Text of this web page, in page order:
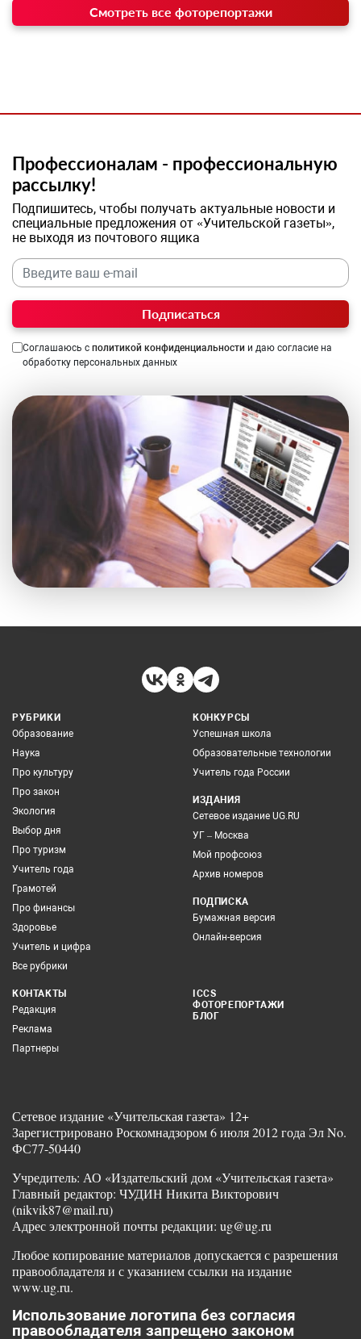
Смотреть все фоторепортажи
Профессионалам - профессиональную
рассылку!
Подпишитесь, чтобы получать актуальные новости и
специальные предложения от «Учительской газеты»,
не выходя из почтового ящика
Подписаться
Соглашаюсь с политикой конфиденциальности и даю согласие на
обработку персональных данных
РУБРИКИ
Образование
Наука
Про культуру
Про закон
Экология
Выбор дня
Про туризм
Учитель года
Грамотей
Про финансы
Здоровье
Учитель и цифра
Все рубрики
КОНКУРСЫ
Успешная школа
Образовательные технологии
Учитель года России
ИЗДАНИЯ
Сетевое издание UG.RU
УГ – Москва
Мой профсоюз
Архив номеров
ПОДПИСКА
Бумажная версия
Онлайн-версия
КОНТАКТЫ
Редакция
Реклама
Партнеры
ICCS
ФОТОРЕПОРТАЖИ
БЛОГ
Сетевое издание «Учительская газета» 12+
Зарегистрировано Роскомнадзором 6 июля 2012 года Эл No.
ФС77-50440
Учредитель: АО «Издательский дом «Учительская газета»
Главный редактор: ЧУДИН Никита Викторович
(nikvik87@mail.ru)
Адрес электронной почты редакции: ug@ug.ru
Любое копирование материалов допускается с разрешения
правообладателя и с указанием ссылки на издание
www.ug.ru.
Использование логотипа без согласия
правообладателя запрещено законом